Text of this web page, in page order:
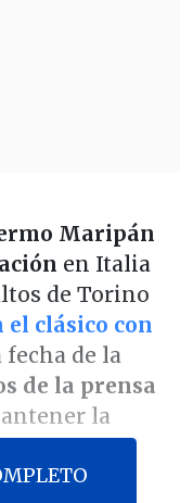
Maripán
en Italia
de Torino
el clásico con
de la
de la prensa
la